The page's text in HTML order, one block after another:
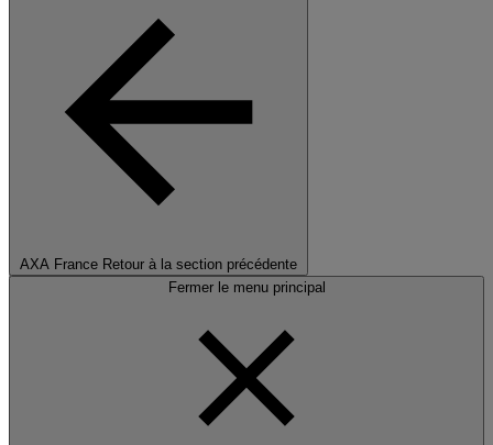
AXA France Retour à la section précédente
Fermer le menu principal